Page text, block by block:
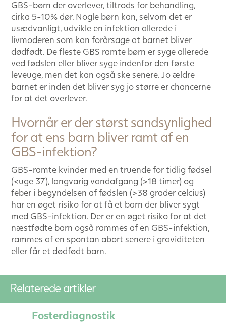
GBS-børn der overlever, tiltrods for behandling,
cirka 5-10% dør. Nogle børn kan, selvom det er
usædvanligt, udvikle en infektion allerede i
livmoderen som kan forårsage at barnet bliver
dødfødt. De fleste GBS ramte børn er syge allerede
ved fødslen eller bliver syge indenfor den første
leveuge, men det kan også ske senere. Jo ældre
barnet er inden det bliver syg jo større er chancerne
for at det overlever.
Hvornår er der størst sandsynlighed
for at ens barn bliver ramt af en
GBS-infektion?
GBS-ramte kvinder med en truende for tidlig fødsel
(<uge 37), langvarig vandafgang (>18 timer) og
feber i begyndelsen af fødslen (>38 grader celcius)
har en øget risiko for at få et barn der bliver sygt
med GBS-infektion. Der er en øget risiko for at det
næstfødte barn også rammes af en GBS-infektion,
rammes af en spontan abort senere i graviditeten
eller får et dødfødt barn.
Relaterede artikler
Fosterdiagnostik